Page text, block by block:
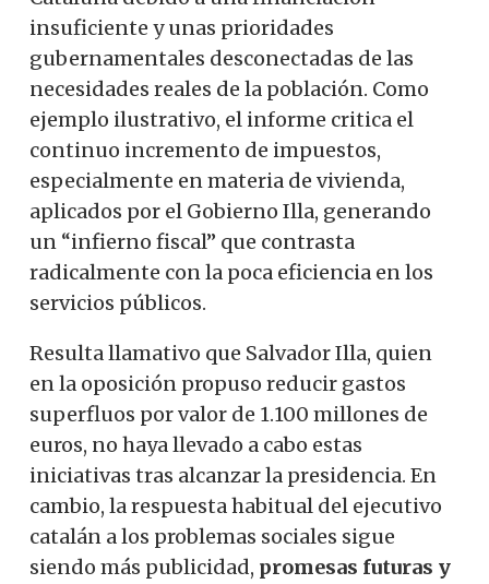
insuficiente y unas prioridades
gubernamentales desconectadas de las
necesidades reales de la población. Como
ejemplo ilustrativo, el informe critica el
continuo incremento de impuestos,
especialmente en materia de vivienda,
aplicados por el Gobierno Illa, generando
un “infierno fiscal” que contrasta
radicalmente con la poca eficiencia en los
servicios públicos.
Resulta llamativo que Salvador Illa, quien
en la oposición propuso reducir gastos
superfluos por valor de 1.100 millones de
euros, no haya llevado a cabo estas
iniciativas tras alcanzar la presidencia. En
cambio, la respuesta habitual del ejecutivo
catalán a los problemas sociales sigue
siendo más publicidad, promesas futuras y